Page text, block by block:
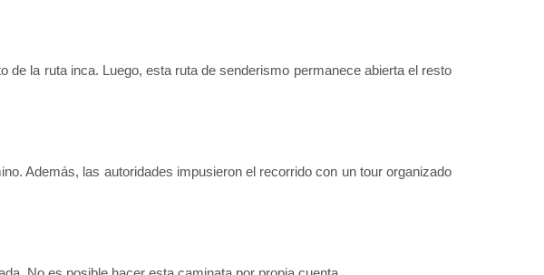
la ruta inca. Luego, esta ruta de senderismo permanece abierta el resto
Además, las autoridades impusieron el recorrido con un tour organizado